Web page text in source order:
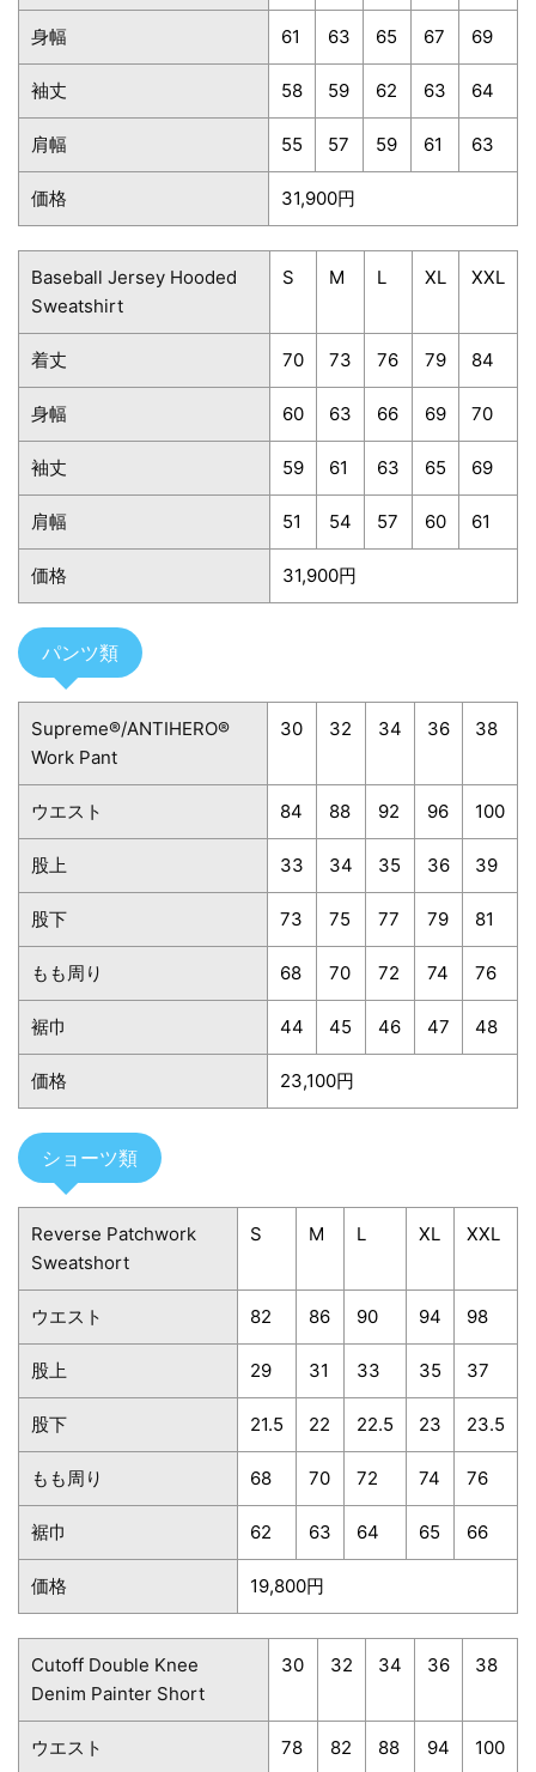
身幅 61 63 65 67 69
袖丈 58 59 62 63 64
肩幅 55 57 59 61 63
価格 31,900円
Baseball Jersey Hooded
Sweatshirt
S M L XL XXL
着丈 70 73 76 79 84
身幅 60 63 66 69 70
袖丈 59 61 63 65 69
肩幅 51 54 57 60 61
価格 31,900円
パンツ類
Supreme®/ANTIHERO®
Work Pant
30 32 34 36 38
ウエスト 84 88 92 96 100
股上 33 34 35 36 39
股下 73 75 77 79 81
もも周り 68 70 72 74 76
裾巾 44 45 46 47 48
価格 23,100円
ショーツ類
Reverse Patchwork
Sweatshort
S M L XL XXL
ウエスト 82 86 90 94 98
股上 29 31 33 35 37
股下 21.5 22 22.5 23 23.5
もも周り 68 70 72 74 76
裾巾 62 63 64 65 66
価格 19,800円
Cutoff Double Knee
Denim Painter Short
30 32 34 36 38
ウエスト 78 82 88 94 100